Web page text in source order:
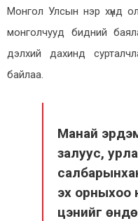
Монгол Улсын нэр хүнд
монголчууд бидний
дэлхий дахинд
байлаа.
Манай
залуус,
эх орныхоо
цэнийг